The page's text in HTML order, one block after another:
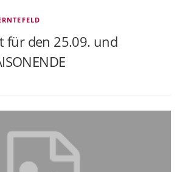
für den 25.09. und